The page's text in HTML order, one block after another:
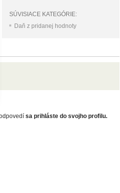
SÚVISIACE KATEGÓRIE:
Daň z pridanej hodnoty
sa prihláste do svojho profilu.